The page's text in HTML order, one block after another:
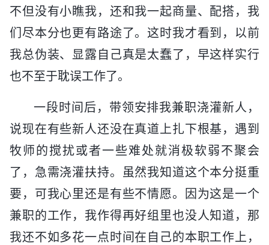
不但没有小瞧我，还和我一起商量、配搭，我
们尽本分也更有路途了。这时我才看到，以前
我总伪装、显露自己真是太蠢了，早这样实行
也不至于耽误工作了。
一段时间后，带领安排我兼职浇灌新人，
说现在有些新人还没在真道上扎下根基，遇到
牧师的搅扰或者一些难处就消极软弱不聚会
了，急需浇灌扶持。虽然我知道这个本分挺重
要，可我心里还是有些不情愿。因为这是一个
兼职的工作，我作得再好组里也没人知道，那
我还不如多花一点时间在自己的本职工作上，